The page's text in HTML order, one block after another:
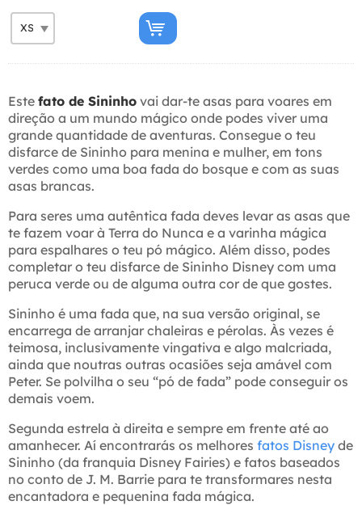
Este fato de Sininho vai dar-te asas para voares em
direção a um mundo mágico onde podes viver uma
grande quantidade de aventuras. Consegue o teu
disfarce de Sininho para menina e mulher, em tons
verdes como uma boa fada do bosque e com as suas
asas brancas.
Para seres uma autêntica fada deves levar as asas que
te fazem voar à Terra do Nunca e a varinha mágica
para espalhares o teu pó mágico. Além disso, podes
completar o teu disfarce de Sininho Disney com uma
peruca verde ou de alguma outra cor de que gostes.
Sininho é uma fada que, na sua versão original, se
encarrega de arranjar chaleiras e pérolas. Às vezes é
teimosa, inclusivamente vingativa e algo malcriada,
ainda que noutras outras ocasiões seja amável com
Peter. Se polvilha o seu “pó de fada” pode conseguir os
demais voem.
Segunda estrela à direita e sempre em frente até ao
amanhecer. Aí encontrarás os melhores fatos Disney de
Sininho (da franquia Disney Fairies) e fatos baseados
no conto de J. M. Barrie para te transformares nesta
encantadora e pequenina fada mágica.